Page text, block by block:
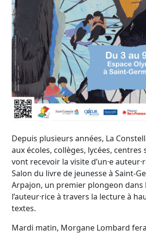
Depuis plusieurs années, La
aux écoles, collèges, lycées,
vont recevoir la visite d’un·e
Salon du livre de jeunesse à Saint-
Arpajon, un premier plongeon dans
l’auteur·rice à travers la lecture à
textes.
Mardi matin, Morgane Lombard